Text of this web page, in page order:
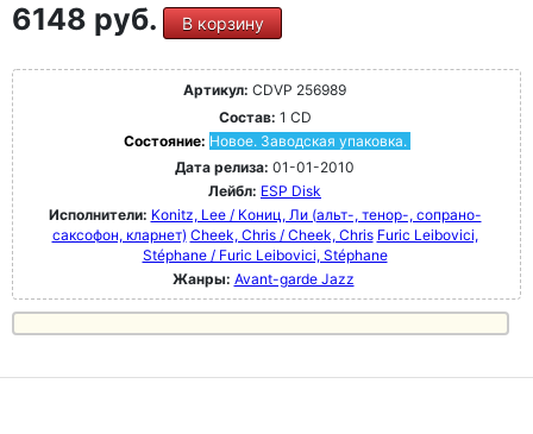
6148 руб. В корзину
Артикул: CDVP 256989
Состав: 1 CD
Состояние: Новое. Заводская упаковка.
Дата релиза: 01-01-2010
Лейбл: ESP Disk
Исполнители: Konitz, Lee / Кониц, Ли (альт-, тенор-, сопрано-
саксофон, кларнет) Cheek, Chris / Cheek, Chris Furic Leibovici,
Stéphane / Furic Leibovici, Stéphane
Жанры: Avant-garde Jazz